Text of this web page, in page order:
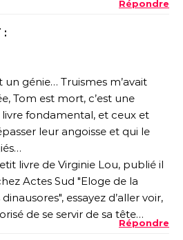
Répondre
:
un génie… Truismes m’avait
Tom est mort, c’est une
fondamental, et ceux et
leur angoisse et qui le
livre de Virginie Lou, publié il
Actes Sud "Eloge de la
essayez d’aller voir,
de se servir de sa tête…
Répondre